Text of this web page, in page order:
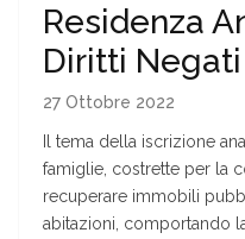
Residenza
Diritti Negati
27 Ottobre 2022
Il tema della iscrizione
famiglie, costrette per la
recuperare immobili
abitazioni, comportando